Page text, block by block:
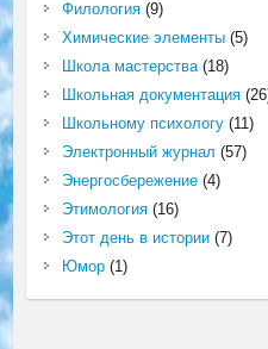
Филология(9)
Химические элементы(5)
Школа мастерства(18)
Школьная документация
Школьному психологу(11)
Электронный журнал (57)
Энергосбережение(4)
Этимология(16)
Этот день в истории(7)
Юмор(1)